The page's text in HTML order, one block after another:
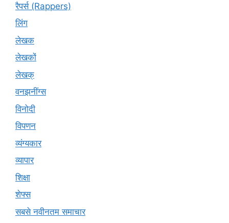
रैपर्स (Rappers)
लिंग
लेखक
लेखकों
लेखक्
वनझनींग्स
विनोदी
विपणन
व्यंग्यकार
व्यापार
शिक्षा
शेफ्स
सबसे नवीनतम समाचार